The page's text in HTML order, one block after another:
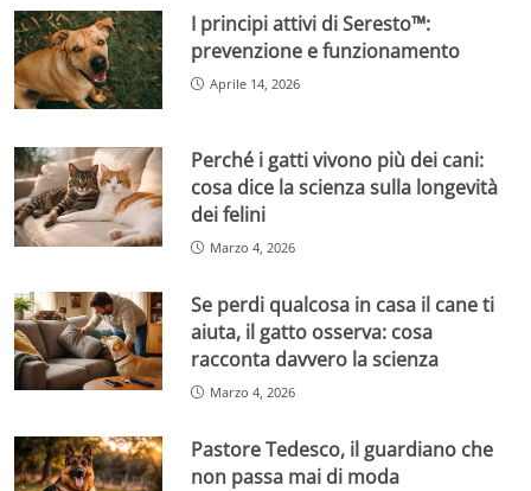
I principi attivi di Seresto™:
prevenzione e funzionamento
Aprile 14, 2026
Perché i gatti vivono più dei cani:
cosa dice la scienza sulla longevità
dei felini
Marzo 4, 2026
Se perdi qualcosa in casa il cane ti
aiuta, il gatto osserva: cosa
racconta davvero la scienza
Marzo 4, 2026
Pastore Tedesco, il guardiano che
non passa mai di moda